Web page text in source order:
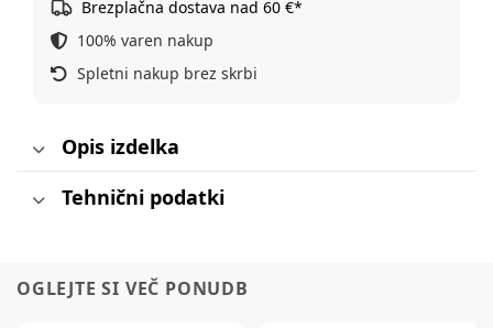
Brezplačna dostava nad 60 €*
100% varen nakup
Spletni nakup brez skrbi
Opis izdelka
Tehnični podatki
OGLEJTE SI VEČ PONUDB